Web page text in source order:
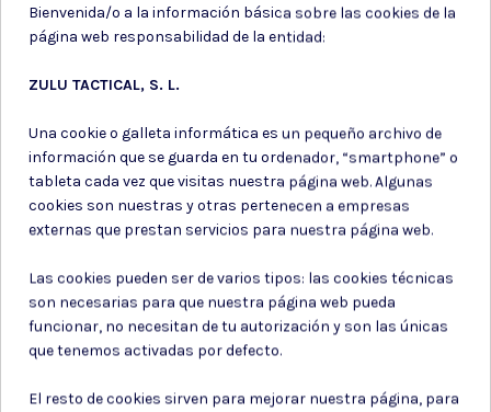
Suscríbete a nuestro boletín
información de contacto en el aviso legal.
Consiento el uso de mis datos para los fines indicados en la
Política de privacidad
Consiento el uso de mis datos personales para recibir publicidad
Bienvenida/o a la información básica sobre las cookies de la
página web responsabilidad de la entidad:
ZULU TACTICAL, S. L.
Una cookie o galleta informática es un pequeño archivo de
información que se guarda en tu ordenador, “smartphone” o
tableta cada vez que visitas nuestra página web. Algunas
cookies son nuestras y otras pertenecen a empresas
externas que prestan servicios para nuestra página web.
Las cookies pueden ser de varios tipos: las cookies técnicas
son necesarias para que nuestra página web pueda
funcionar, no necesitan de tu autorización y son las únicas
que tenemos activadas por defecto.
El resto de cookies sirven para mejorar nuestra página, para